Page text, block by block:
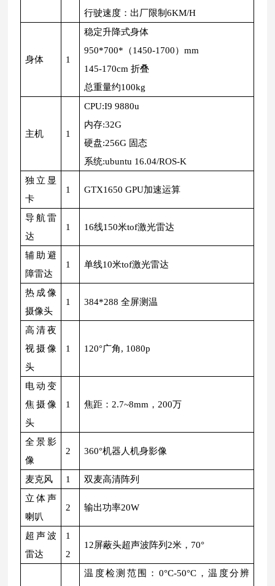
行驶速度：出厂限制6KM/H
身体 1
稳定升降式身体
950*700*（1450-1700）mm
145-170cm 折叠
总重量约100kg
主机 1
CPU:I9 9880u
内存:32G
硬盘:256G 固态
系统:ubuntu 16.04/ROS-K
独立显
卡
1 GTX1650 GPU加速运算
导航雷
达
1 16线150米tof激光雷达
辅助避
障雷达
1 单线10米tof激光雷达
热成像
摄像头
1 384*288 全屏测温
高清夜
视摄像
头
1 120°广角, 1080p
电动变
焦摄像
头
1 焦距：2.7~8mm，200万
全景影
像
2 360°机器人机身影像
麦克风 1
双麦高清阵列
立体声
喇叭
2 输出功率20W
超声波
雷达
1
2
12屏蔽头超声波阵列2米，70°
温度检测范围：0°C-50°C，温度分辨